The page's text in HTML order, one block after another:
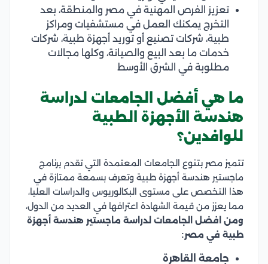
تعزيز الفرص المهنية في مصر والمنطقة، بعد
التخرج يمكنك العمل في مستشفيات ومراكز
طبية، شركات تصنيع أو توريد أجهزة طبية، شركات
خدمات ما بعد البيع والصيانة، وكلها مجالات
مطلوبة في الشرق الأوسط
ما هي أفضل الجامعات لدراسة
هندسة الأجهزة الطبية
للوافدين؟
تتميز مصر بتنوع الجامعات المعتمدة التي تقدم برنامج
ماجستير هندسة أجهزة طبية وتعرف بسمعة ممتازة في
هذا التخصص على مستوى البكالوريوس والدراسات العليا،
مما يعزز من قيمة الشهادة اعترافها في العديد من الدول،
ومن افضل الجامعات لدراسة ماجستير هندسة أجهزة
طبية في مصر:
جامعة القاهرة